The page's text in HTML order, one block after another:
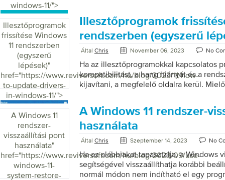
windows-11/">
Kezdjük el: 1. lépés: Indítsa újra a
számítógépnek szüksége van egy kis
Valószínűleg ideje újraindítani a
javítás, és lehet, hogy meg tudja oldani
lépés: Futtassa a CHKDSK-t A CHKDSK
futtatásakor megkeresi a merevlemez
lemez fizikai […]
Illesztőprogramok
frissítése Windows
11 rendszerben
(egyszerű
lépések)"
href="https://www.reviversoft.com/hu/blog/2023/11/how-
to-update-drivers-
in-windows-11/">
Illesztőprogramok
rendszerben (egyszerű
Által Chris November 06, 2023 No
Ha az illesztőprogramokkal kapcsolatos
kompatibilitást, a hang hiányát és a
kijavítani, a megfelelő oldalra kerül.
teljesítményének javítása: A legújabb
elkerülheti a rendszerhibákat, amelyek
rendszerteljesítményhez vezetnek. Az
így megfelelő és gördülékenyebb
biztosítanak. Növelje a biztonságot: A
gyakran tartalmaznak biztonsági
a veszélyét, hogy a kiberbűnözők
Kerülje el a kompatibilitási problémákat:
A Windows 11
rendszer-
visszaállítási pont
használata"
href="https://www.reviversoft.com/hu/blog/2023/09/use-
windows-11-
system-restore-
A Windows 11 rendszer-
használata
Által Chris Szeptember 14, 2023 No
Ha az alábbiakat tapasztalja, a Windows
segítségével visszaállíthatja korábbi
normál módon nem indítható el egy